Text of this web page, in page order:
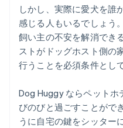
しかし、実際に愛犬を誰
感じる人もいるでしょう
飼い主の不安を解消でき
ストがドッグホスト側の
行うことを必須条件とし
Dog Huggy ならペット
びのびと過ごすことがで
うに自宅の鍵をシッター